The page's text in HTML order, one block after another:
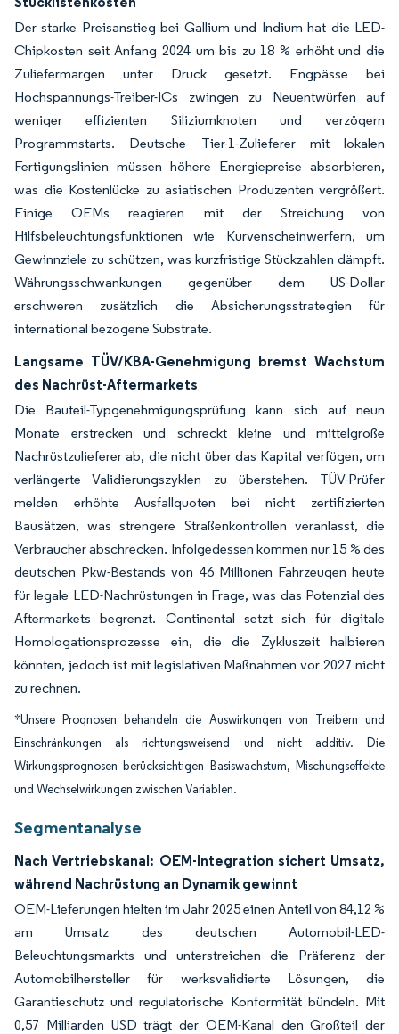
Der starke Preisanstieg bei Gallium und Indium hat die LED-
Chipkosten seit Anfang 2024 um bis zu 18 % erhöht und die
Zuliefermargen unter Druck gesetzt. Engpässe bei
Hochspannungs-Treiber-ICs zwingen zu Neuentwürfen auf
weniger effizienten Siliziumknoten und verzögern
Programmstarts. Deutsche Tier-1-Zulieferer mit lokalen
Fertigungslinien müssen höhere Energiepreise absorbieren,
was die Kostenlücke zu asiatischen Produzenten vergrößert.
Einige OEMs reagieren mit der Streichung von
Hilfsbeleuchtungsfunktionen wie Kurvenscheinwerfern, um
Gewinnziele zu schützen, was kurzfristige Stückzahlen dämpft.
Währungsschwankungen gegenüber dem US-Dollar
erschweren zusätzlich die Absicherungsstrategien für
international bezogene Substrate.
Langsame TÜV/KBA-Genehmigung bremst Wachstum
des Nachrüst-Aftermarkets
Die Bauteil-Typgenehmigungsprüfung kann sich auf neun
Monate erstrecken und schreckt kleine und mittelgroße
Nachrüstzulieferer ab, die nicht über das Kapital verfügen, um
verlängerte Validierungszyklen zu überstehen. TÜV-Prüfer
melden erhöhte Ausfallquoten bei nicht zertifizierten
Bausätzen, was strengere Straßenkontrollen veranlasst, die
Verbraucher abschrecken. Infolgedessen kommen nur 15 % des
deutschen Pkw-Bestands von 46 Millionen Fahrzeugen heute
für legale LED-Nachrüstungen in Frage, was das Potenzial des
Aftermarkets begrenzt. Continental setzt sich für digitale
Homologationsprozesse ein, die die Zykluszeit halbieren
könnten, jedoch ist mit legislativen Maßnahmen vor 2027 nicht
zu rechnen.
*Unsere Prognosen behandeln die Auswirkungen von Treibern und
Einschränkungen als richtungsweisend und nicht additiv. Die
Wirkungsprognosen berücksichtigen Basiswachstum, Mischungseffekte
und Wechselwirkungen zwischen Variablen.
Segmentanalyse
Nach Vertriebskanal: OEM-Integration sichert Umsatz,
während Nachrüstung an Dynamik gewinnt
OEM-Lieferungen hielten im Jahr 2025 einen Anteil von 84,12 %
am Umsatz des deutschen Automobil-LED-
Beleuchtungsmarkts und unterstreichen die Präferenz der
Automobilhersteller für werksvalidierte Lösungen, die
Garantieschutz und regulatorische Konformität bündeln. Mit
0,57 Milliarden USD trägt der OEM-Kanal den Großteil der